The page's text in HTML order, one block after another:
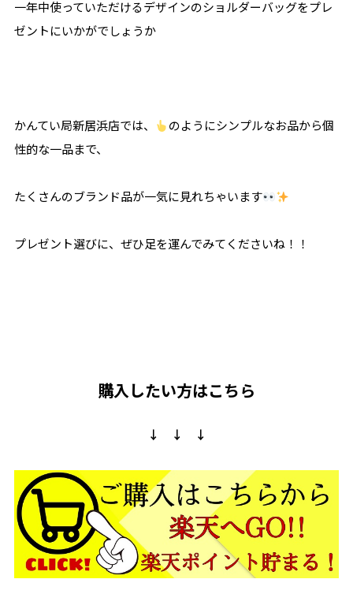
一年中使っていただけるデザインのショルダーバッグをプレ
ゼントにいかがでしょうか
かんてい局新居浜店では、
のようにシンプルなお品から個
性的な一品まで、
たくさんのブランド品が一気に見れちゃいます
プレゼント選びに、ぜひ足を運んでみてくださいね！！
購入したい方はこちら
↓ ↓ ↓